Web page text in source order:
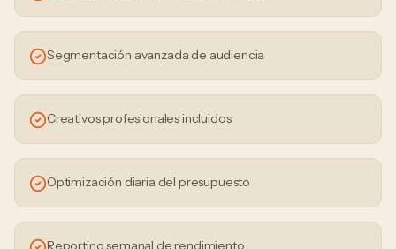
Segmentación avanzada de audiencia
Creativos profesionales incluidos
Optimización diaria del presupuesto
Reporting semanal de rendimiento